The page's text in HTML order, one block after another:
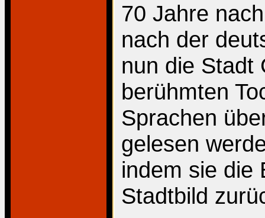
70 Jahre
nach der
nun die Stadt
berühmten
Sprachen
gelesen
indem sie die
Stadtbild